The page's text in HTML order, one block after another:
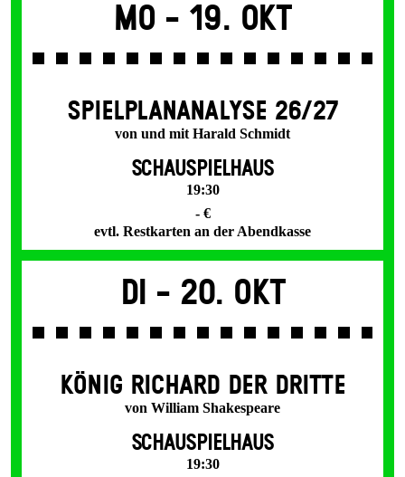
Mo - 19. Okt
SPIEL­PLAN­ANALYSE 26/27
von und mit Harald Schmidt
SCHAUSPIELHAUS
19:30
- €
evtl. Restkarten an der Abendkasse
Di - 20. Okt
KÖNIG RICHARD DER DRITTE
von William Shakespeare
SCHAUSPIELHAUS
19:30